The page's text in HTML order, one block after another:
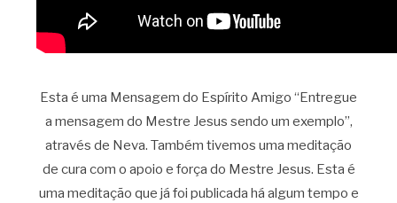
Esta é uma Mensagem do Espírito Amigo “Entregue
a mensagem do Mestre Jesus sendo um exemplo”,
através de Neva. Também tivemos uma meditação
de cura com o apoio e força do Mestre Jesus. Esta é
uma meditação que já foi publicada há algum tempo e